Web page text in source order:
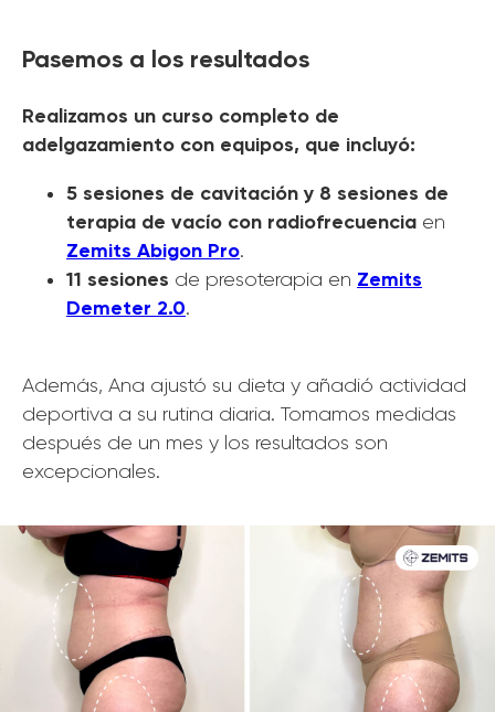
Pasemos a los resultados
Realizamos un curso completo de
adelgazamiento con equipos, que incluyó:
5 sesiones de cavitación y 8 sesiones de
terapia de vacío con radiofrecuencia en
Zemits Abigon Pro.
11 sesiones de presoterapia en Zemits
Demeter 2.0.
Además, Ana ajustó su dieta y añadió actividad
deportiva a su rutina diaria. Tomamos medidas
después de un mes y los resultados son
excepcionales.